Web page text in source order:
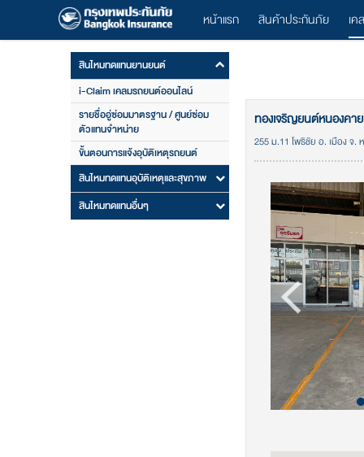
หน้าแรก สินค้าประกันภัย เค
สินไหมทดแทนยานยนต์
i-Claim เคลมรถยนต์ออนไลน์
รายชื่ออู่ซ่อมมาตรฐาน / ศูนย์ซ่อม
ตัวแทนจำหน่าย
ขั้นตอนการแจ้งอุบัติเหตุรถยนต์
สินไหมทดแทนอุบัติเหตุและสุขภาพ
สินไหมทดแทนอื่นๆ
ทองเจริญยนต์หนองคาย
255 ม.11 โพธิชัย อ. เมือง จ.